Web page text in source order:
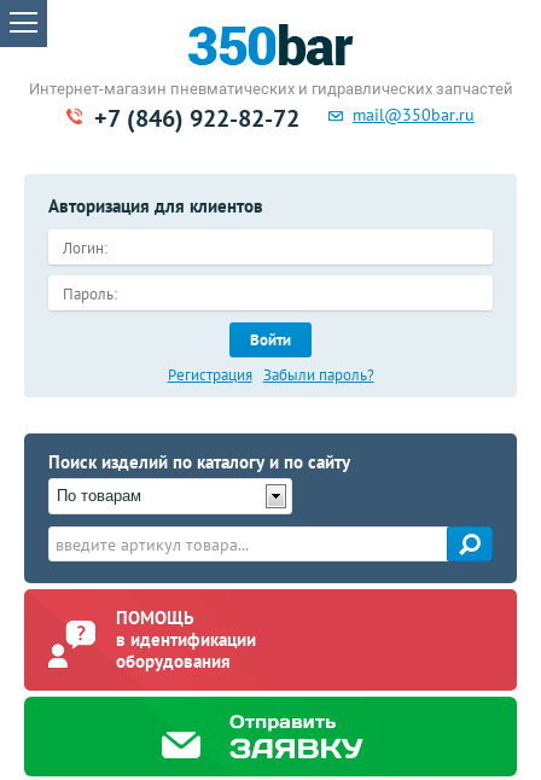
Интернет-магазин пневматическихи гидравлических запчастей
+7 (846) 922-82-72 mail@350bar.ru
Авторизация для клиентов
Войти
Регистрация Забыли пароль?
Поиск изделий по каталогу и по сайту
По товарам
ПОМОЩЬ
в идентификации
оборудования